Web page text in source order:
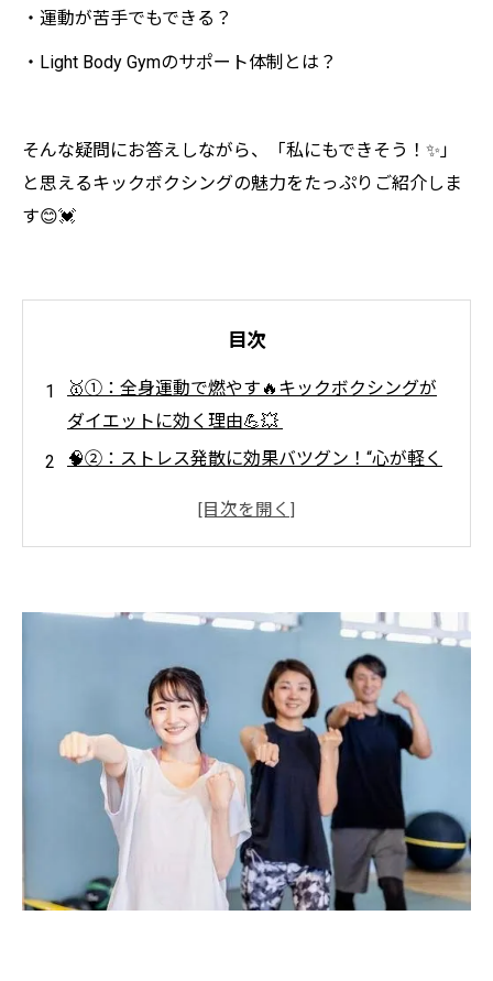
・運動が苦手でもできる？
・Light Body Gymのサポート体制とは？
そんな疑問にお答えしながら、「私にもできそう！✨」
と思えるキックボクシングの魅力をたっぷりご紹介しま
す😊💓
目次
🥇①：全身運動で燃やす🔥キックボクシングが
ダイエットに効く理由💪💥
🧠②：ストレス発散に効果バツグン！“心が軽く
シングの“時短”ダイエット効果👶🧹💼
💃⑤：姿勢・体幹・代謝もUP！見た目も中身
も“整う”キックボクシングの魅力💎🧘‍♀️🔥
🚪⑥：まずは一歩！「やってみたい」をカタチ
にするLight Body Gymのサポート体制✨🤝💗
🌟【まとめ】「キック」で心と体を整える、新
しい自分のはじまり🥊💫✨
💪Light Body Gymで理想のボディへ！ 効率
的に引き締めるパーソナルトレーニング🔥